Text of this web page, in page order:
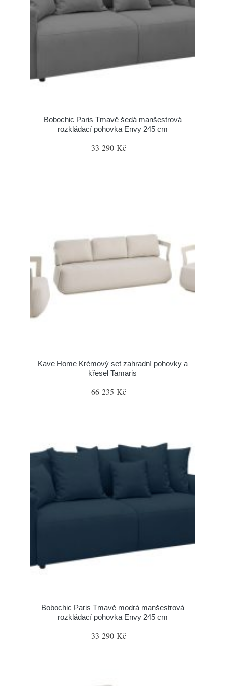
Bobochic Paris Tmavě šedá manšestrová
rozkládací pohovka Envy 245 cm
33 290 Kč
Kave Home Krémový set zahradní pohovky a
křesel Tamaris
66 235 Kč
Bobochic Paris Tmavě modrá manšestrová
rozkládací pohovka Envy 245 cm
33 290 Kč